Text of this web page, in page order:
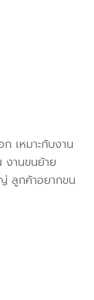
เหมาะกับงาน
งานขนย้าย
ลูกค้าอยากขน